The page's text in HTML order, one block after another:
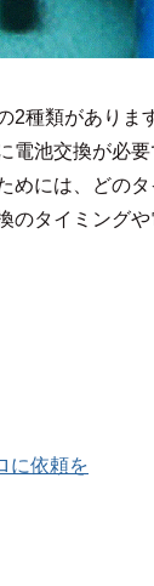
2種類がありま
電池交換が必
めには、どの
のタイミング
に依頼を